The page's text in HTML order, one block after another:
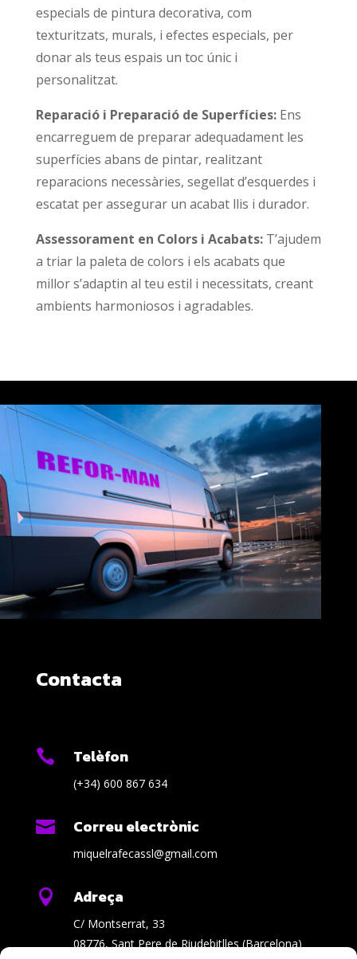
especials de pintura decorativa, com
texturitzats, murals, i efectes especials, per
donar als teus espais un toc únic i
personalitzat.
Reparació i Preparació de Superfícies:Ens
encarreguem de preparar adequadament les
superfícies abans de pintar, realitzant
reparacions necessàries, segellat d’esquerdes i
escatat per assegurar un acabat llis i durador.
Assessorament en Colors i Acabats:T’ajudem
a triar la paleta de colors i els acabats que
millor s’adaptin al teu estil i necessitats, creant
ambients harmoniosos i agradables.
Contacta
 Telèfon
(+34) 600 867 634
 Correu electrònic
miquelrafecassl@gmail.com
 Adreça
C/ Montserrat, 33
08776, Sant Pere de Riudebitlles (Barcelona)